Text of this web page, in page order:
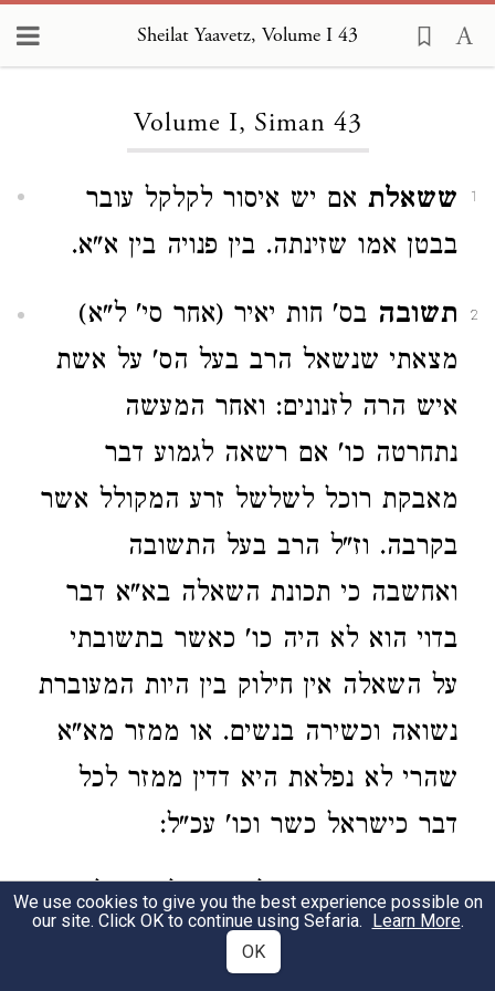
Sheilat Yaavetz, Volume I 43
Volume I, Siman 43
1 ששאלת אם יש איסור לקלקל עובר
בבטן אמו שזינתה. בין פנויה בין א"א.
2 תשובה בס' חות יאיר (אחר סי' ל"א)
מצאתי שנשאל הרב בעל הס' על אשת
איש הרה לזנונים: ואחר המעשה
נתחרטה כו' אם רשאה לגמוע דבר
מאבקת רוכל לשלשל זרע המקולל אשר
בקרבה. וז"ל הרב בעל התשובה
ואחשבה כי תכונת השאלה בא"א דבר
בדוי הוא לא היה כו' כאשר בתשובתי
על השאלה אין חילוק בין היות המעוברת
נשואה וכשירה בנשים. או ממזר מא"א
שהרי לא נפלאת היא דדין ממזר לכל
דבר כישראל כשר וכו' עכ"ל:
3 ואניהצעיר אומר לענ"ד חילוק גדול יש
בדבר. ויש לדון השואל ההוא לזכות
We use cookies to give you the best experience possible on
our site. Click OK to continue using Sefaria. Learn More.
OK